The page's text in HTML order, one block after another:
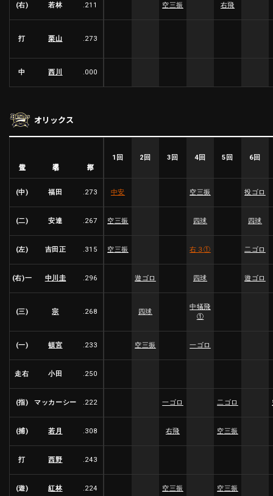
動画を検索（選手・チーム・プレー内容…）
(右) 若林 .211 空三振 右飛
打 栗山 .273
中 西川 .000
オリックス
1回 2回 3回 4回 5回 6回
(中) 福田 .273 中安 空三振 投ゴロ
(二) 安達 .267 空三振 四球 四球
(左) 吉田正 .315 空三振 右３① 二ゴロ
(右)一 中川圭 .296 遊ゴロ 四球 遊ゴロ
(三) 宗 .268 四球
中犠飛
①
(一) 頓宮 .233 空三振 一ゴロ
走右 小田 .250
(指) マッカーシー .222 一ゴロ 二ゴロ
(捕) 若月 .308 右飛 空三振
打 西野 .243
(遊) 紅林 .224 空三振 空三振